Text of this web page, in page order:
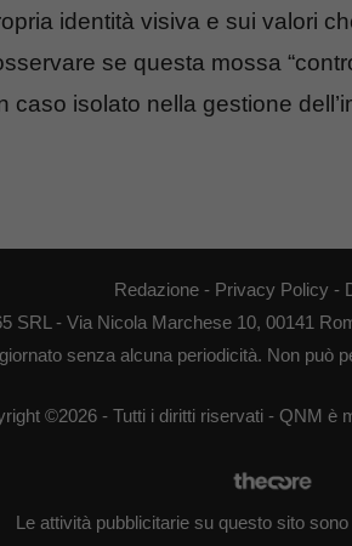
identità visiva e sui valori
se questa mossa
isolato nella gestione
Redazione - Privacy Policy -
SRL - Via Nicola Marchese 10, 00141
senza alcuna periodicità. Non può
©2026 - Tutti i diritti riservati - QNM è
Le attività pubblicitarie su questo sito